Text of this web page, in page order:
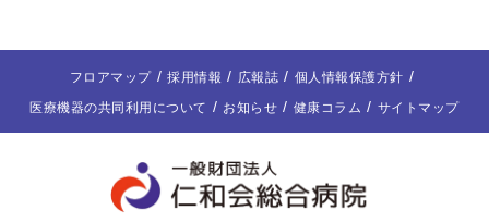
フロアマップ 採用情報 広報誌
個人情報保護方針
医療機器の共同利用について
お知らせ 健康コラム サイトマップ